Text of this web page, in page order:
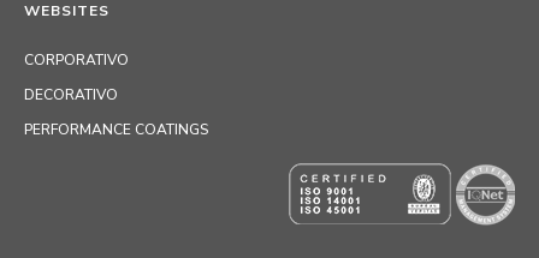
WEBSITES
CORPORATIVO
DECORATIVO
PERFORMANCE COATINGS